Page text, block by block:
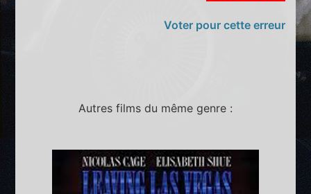
Voter pour cette erreur
Autres films du même genre :